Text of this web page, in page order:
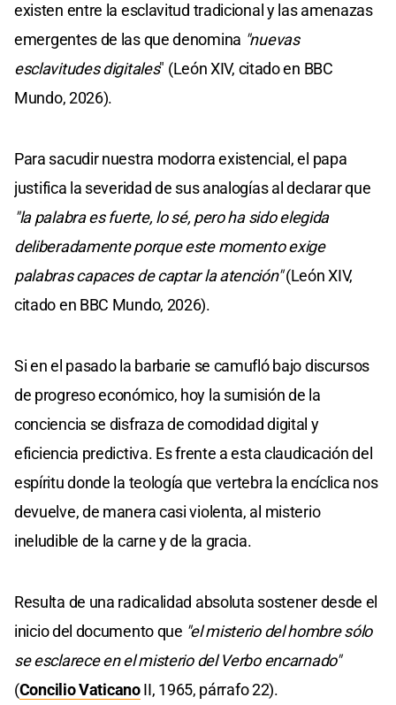
existen entre la esclavitud tradicional y las amenazas
emergentes de las que denomina "nuevas
esclavitudes digitales" (León XIV, citado en BBC
Mundo, 2026).
Para sacudir nuestra modorra existencial, el papa
justifica la severidad de sus analogías al declarar que
"la palabra es fuerte, lo sé, pero ha sido elegida
deliberadamente porque este momento exige
palabras capaces de captar la atención"(León XIV,
citado en BBC Mundo, 2026).
Si en el pasado la barbarie se camufló bajo discursos
de progreso económico, hoy la sumisión de la
conciencia se disfraza de comodidad digital y
eficiencia predictiva. Es frente a esta claudicación del
espíritu donde la teología que vertebra la encíclica nos
devuelve, de manera casi violenta, al misterio
ineludible de la carne y de la gracia.
Resulta de una radicalidad absoluta sostener desde el
inicio del documento que "el misterio del hombre sólo
se esclarece en el misterio del Verbo encarnado"
(Concilio VaticanoII, 1965, párrafo 22).